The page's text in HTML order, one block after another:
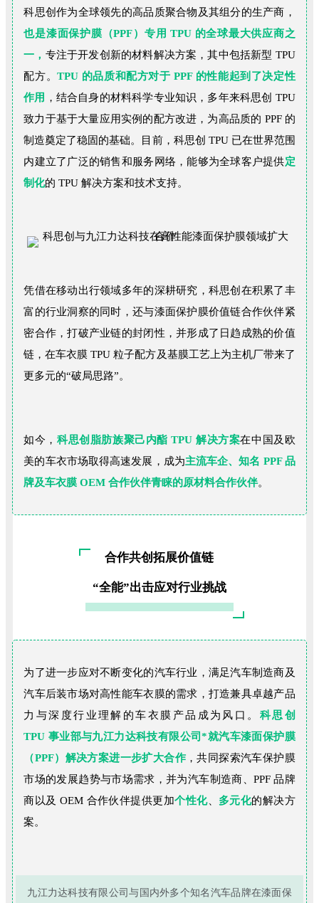
科思创作为全球领先的高品质聚合物及其组分的生产商，
也是漆面保护膜（PPF）专用 TPU 的全球最大供应商之
一， 专注于开发创新的材料解决方案，其中包括新型 TPU
配方。TPU 的品质和配方对于 PPF 的性能起到了决定性
作用 ，结合自身的材料科学专业知识，多年来科思创 TPU
致力于基于大量应用实例的配方改进，为高品质的 PPF 的
制造奠定了稳固的基础。目前，科思创 TPU 已在世界范围
内建立了广泛的销售和服务网络，能够为全球客户提供定
制化的 TPU 解决方案和技术支持。
凭借在移动出行领域多年的深耕研究，科思创在积累了丰
富的行业洞察的同时，还与漆面保护膜价值链合作伙伴紧
密合作，打破产业链的封闭性，并形成了日趋成熟的价值
链，在车衣膜 TPU 粒子配方及基膜工艺上为主机厂带来了
更多元的“破局思路”。
如今，科思创脂肪族聚己内酯 TPU 解决方案在中国及欧
美的车衣市场取得高速发展，成为主流车企、知名 PPF 品
牌及车衣膜 OEM 合作伙伴青睐的原材料合作伙伴。
合作共创拓展价值链
“全能”出击应对行业挑战
为了进一步应对不断变化的汽车行业，满足汽车制造商及
汽车后装市场对高性能车衣膜的需求，打造兼具卓越产品
力与深度行业理解的车衣膜产品成为风口。 科思创
TPU 事业部与九江力达科技有限公司*就汽车漆面保护膜
（PPF）解决方案进一步扩大合作 ，共同探索汽车保护膜
市场的发展趋势与市场需求，并为汽车制造商、PPF 品牌
商以及 OEM 合作伙伴提供更加个性化、 多元化的解决方
案。
九江力达科技有限公司与国内外多个知名汽车品牌在漆面保